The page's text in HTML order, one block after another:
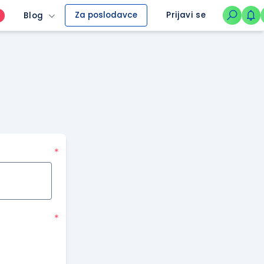
Blog Za poslodavce Prijavi se
*
*